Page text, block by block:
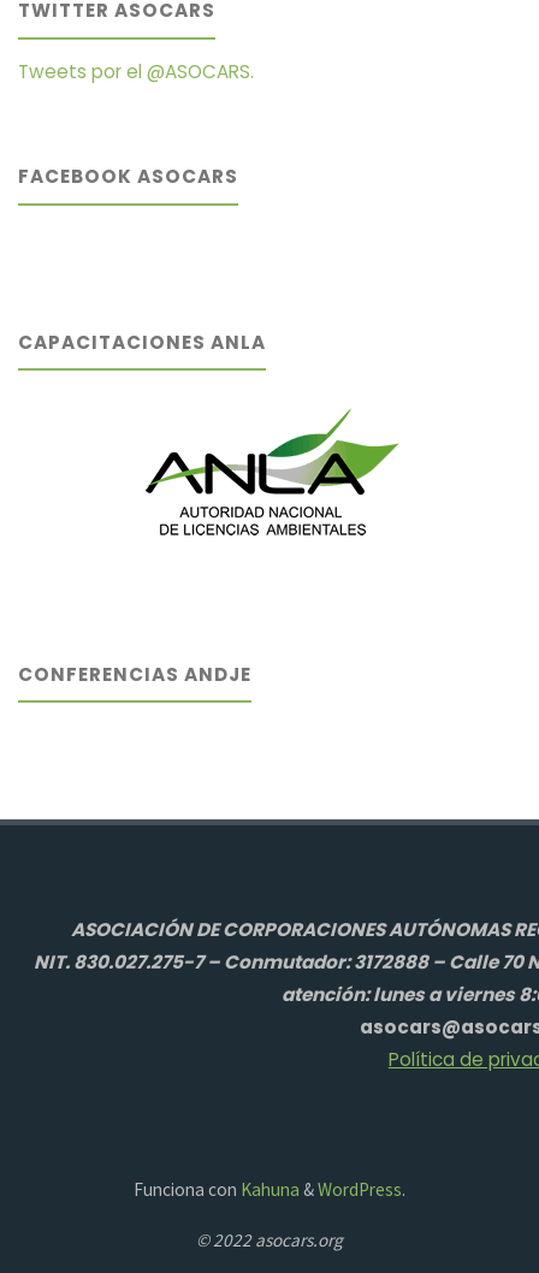
TWITTER ASOCARS
Tweets por el @ASOCARS.
FACEBOOK ASOCARS
CAPACITACIONES ANLA
CONFERENCIAS ANDJE
ASOCIACIÓN DE CORPORACIONES AUTÓNOMAS
NIT. 830.027.275-7 – Conmutador: 3172888 – Calle 70
atención: lunes a viernes
Política de
Funciona con Kahuna &WordPress.
© 2022 asocars.org